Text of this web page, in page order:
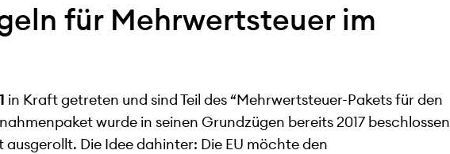
für Mehrwertsteuer im
in Kraft getreten und sind Teil des “Mehrwertsteuer-Pakets für den
wurde in seinen Grundzügen bereits 2017 beschlossen
Die Idee dahinter: Die EU möchte den